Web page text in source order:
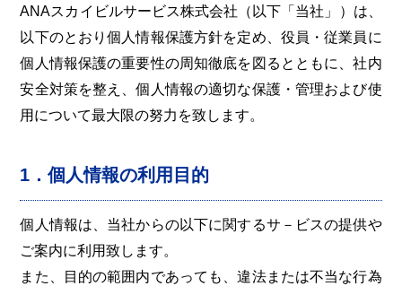
ANAスカイビルサービス株式会社（以下「当社」）は、
以下のとおり個人情報保護方針を定め、役員・従業員に
個人情報保護の重要性の周知徹底を図るとともに、社内
安全対策を整え、個人情報の適切な保護・管理および使
用について最大限の努力を致します。
1．個人情報の利用目的
個人情報は、当社からの以下に関するサ－ビスの提供や
ご案内に利用致します。
また、目的の範囲内であっても、違法または不当な行為